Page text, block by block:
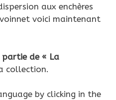
aux enchères
voici maintenant
partie de « La
collection.
by clicking in the